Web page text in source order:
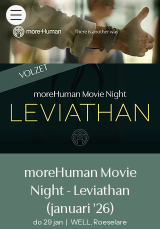
moreHuman Movie
Night - Leviathan
(januari '26)
do 29 jan
  |
WELL, Roeselare